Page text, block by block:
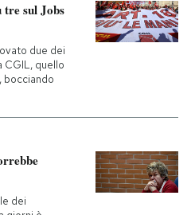
tre sul Jobs
due dei
CGIL, quello
bocciando
dei